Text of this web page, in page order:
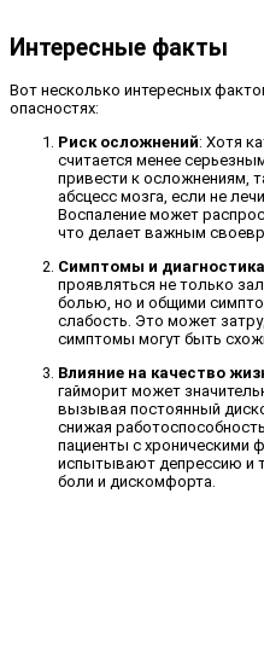
Интересные факты
Вот несколько интересных
опасностях:
Риск осложнений: Хотя
считается менее
привести к осложнениям,
абсцесс мозга, если не
Воспаление может
что делает важным
Симптомы и диагностика
проявляться не только
болью, но и общими
слабость. Это может
симптомы могут быть
Влияние на качество
гайморит может
вызывая постоянный
снижая
пациенты с хроническими
испытывают депрессию и
боли и дискомфорта.